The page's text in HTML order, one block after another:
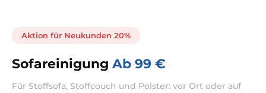
Aktion für Neukunden 20%
Sofareinigung Ab 99 €
Für Stoffsofa, Stoffcouch und Polster: vor Ort oder auf